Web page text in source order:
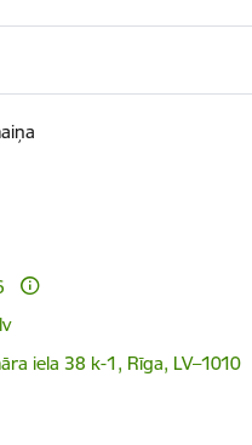
iela 38 k-1, Rīga, LV–1010